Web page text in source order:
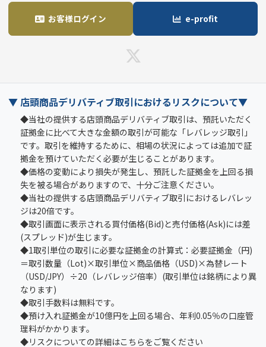
お客様ログイン e-profit
▼ 店頭商品デリバティブ取引におけるリスクについて▼
◆当社の提供する店頭商品デリバティブ取引は、預託いただく
証拠金に比べて大きな金額の取引が可能な「レバレッジ取引」
です。取引を維持するために、相場の状況によっては追加で証
拠金を預けていただく必要が生じることがあります。
◆価格の変動により損失が発生し、預託した証拠金を上回る損
失を被る場合がありますので、十分ご注意ください。
◆当社の提供する店頭商品デリバティブ取引におけるレバレッ
ジは20倍です。
◆取引画面に表示される買付価格(Bid)と売付価格(Ask)には差
(スプレッド)が生じます。
◆1取引単位の取引に必要な証拠金の計算式：必要証拠金（円)
＝取引数量（Lot)×取引単位×商品価格（USD)×為替レート
（USD/JPY）÷20（レバレッジ倍率）(取引単位は銘柄により異
なります)
◆取引手数料は無料です。
◆預け入れ証拠金が10億円を上回る場合、年利0.05％の口座管
理料がかかります。
◆リスクについての詳細はこちらをご覧ください